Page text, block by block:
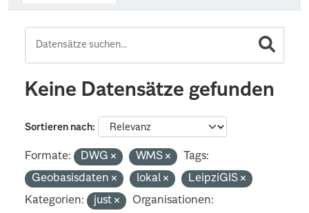
Keine Datensätze gefunden
Sortieren nach
Formate: DWG WMS
Tags:
Geobasisdaten
lokal
LeipziGIS
Kategorien:
just
Organisationen: